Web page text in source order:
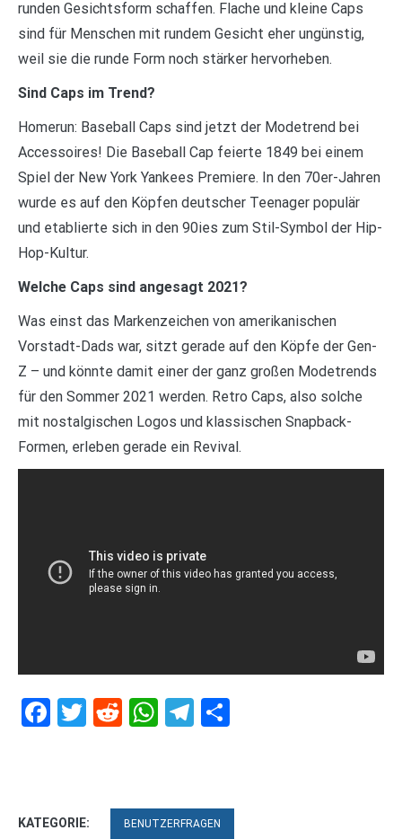
runden Gesichtsform schaffen. Flache und kleine Caps
sind für Menschen mit rundem Gesicht eher ungünstig,
weil sie die runde Form noch stärker hervorheben.
Sind Caps im Trend?
Homerun: Baseball Caps sind jetzt der Modetrend bei
Accessoires! Die Baseball Cap feierte 1849 bei einem
Spiel der New York Yankees Premiere. In den 70er-Jahren
wurde es auf den Köpfen deutscher Teenager populär
und etablierte sich in den 90ies zum Stil-Symbol der Hip-
Hop-Kultur.
Welche Caps sind angesagt 2021?
Was einst das Markenzeichen von amerikanischen
Vorstadt-Dads war, sitzt gerade auf den Köpfe der Gen-
Z – und könnte damit einer der ganz großen Modetrends
für den Sommer 2021 werden. Retro Caps, also solche
mit nostalgischen Logos und klassischen Snapback-
Formen, erleben gerade ein Revival.
Facebook
Twitter
RedditWhatsApp
Telegram
KATEGORIE: BENUTZERFRAGEN